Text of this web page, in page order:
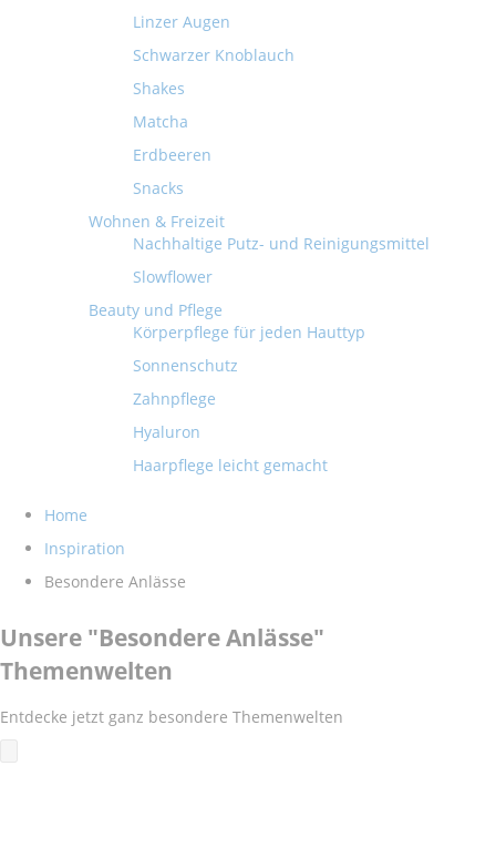
Linzer Augen
Schwarzer Knoblauch
Shakes
Matcha
Erdbeeren
Snacks
Wohnen & Freizeit
Nachhaltige Putz- und Reinigungsmittel
Slowflower
Beauty und Pflege
Körperpflege für jeden Hauttyp
Sonnenschutz
Zahnpflege
Hyaluron
Haarpflege leicht gemacht
Home
Inspiration
Besondere Anlässe
Unsere "Besondere Anlässe"
Themenwelten
Entdecke jetzt ganz besondere Themenwelten